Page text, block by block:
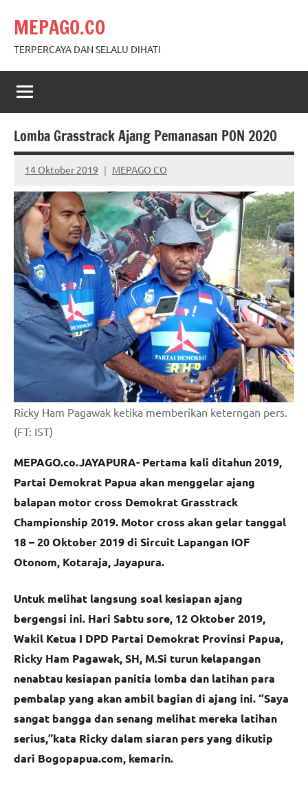
content
MEPAGO.CO
TERPERCAYA DAN SELALU DIHATI
Lomba Grasstrack Ajang Pemanasan PON 2020
14 Oktober 2019 MEPAGO CO
No
comments
Ricky Ham Pagawak ketika memberikan keterngan pers.
(FT: IST)
MEPAGO.co.JAYAPURA- Pertama kali ditahun 2019,
Partai Demokrat Papua akan menggelar ajang
balapan motor cross Demokrat Grasstrack
Championship 2019. Motor cross akan gelar tanggal
18 – 20 Oktober 2019 di Sircuit Lapangan IOF
Otonom, Kotaraja, Jayapura.
Untuk melihat langsung soal kesiapan ajang
bergengsi ini. Hari Sabtu sore, 12 Oktober 2019,
Wakil Ketua I DPD Partai Demokrat Provinsi Papua,
Ricky Ham Pagawak, SH, M.Si turun kelapangan
nenabtau kesiapan panitia lomba dan latihan para
pembalap yang akan ambil bagian di ajang ini. ‘’Saya
sangat bangga dan senang melihat mereka latihan
serius,”kata Ricky dalam siaran pers yang dikutip
dari Bogopapua.com, kemarin.